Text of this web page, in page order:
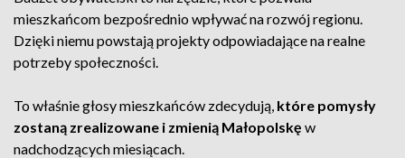
mieszkańcom bezpośrednio wpływać na rozwój regionu.
Dzięki niemu powstają projekty odpowiadające na realne
potrzeby społeczności.
To właśnie głosy mieszkańców zdecydują, które pomysły
zostaną zrealizowane i zmienią Małopolskę w
nadchodzących miesiącach.